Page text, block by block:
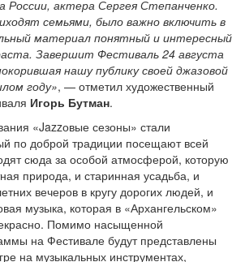
России, актера Сергея Степанченко.
семьями, было важно включить в
материал понятный и интересный
Завершит Фестиваль 24 августа
нашу публику своей джазовой
году», — отметил художественный
Игорь Бутман.
«Jazzовые сезоны» стали
по доброй традиции посещают всей
сюда за особой атмосферой, которую
природа, и старинная усадьба, и
вечеров в кругу дорогих людей, и
музыка, которая в «Архангельском»
Помимо насыщенной
на Фестивале будут представлены
на музыкальных инструментах,